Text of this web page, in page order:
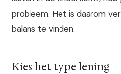
probleem. Het is daarom
balans te vinden.
Kies het type lening